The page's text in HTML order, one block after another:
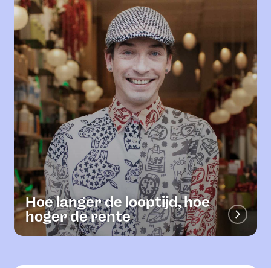
Hoe langer de looptijd, hoe
hoger de rente